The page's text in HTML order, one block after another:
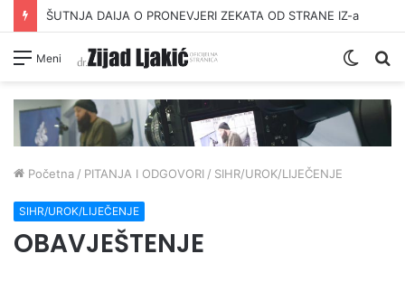
ŠUTNJA DAIJA O PRONEVJERI ZEKATA OD STRANE IZ-a
Meni
Switch
Početna / PITANJA I ODGOVORI / SIHR/UROK/LIJEČENJE
SIHR/UROK/LIJEČENJE
OBAVJEŠTENJE